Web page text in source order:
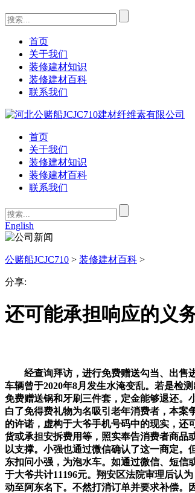
首页
关于我们
装修建材知识
装修建材百科
联系我们
首页
关于我们
装修建材知识
装修建材百科
联系我们
English
公赌船JCJC710 > 装修建材百科 >
分享:
还可能承担响应的义
经查询拜访，进行免费赠送勾当、出售进
车辆曾于2020年8月发生水淹变乱。若是检
免费赠送锅和牙刷三件套，定金能够退还。
白了免得费礼物为名吸引老年消费者，本案
的许诺，虚构于大爷手机号码中的现实，还
货或承担安拆费用等，照实奉告消费者商品
以支撑。小强也通过微信确认了这一商定
东扣问小强，为泡水车。如通过微信、短信
于大爷共计11196元。翔安区法院审理后认
动至阿东名下。不然打消订单并要求补偿。